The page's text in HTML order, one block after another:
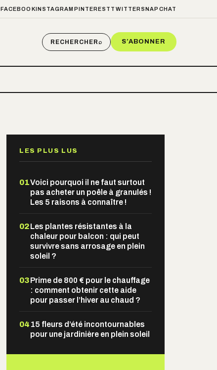
FACEBOOKINSTAGRAM PINTEREST TWITTER SNAPCHAT
RECHERCHER⌕ S’ABONNER
LES PLUS LUS
01Voici pourquoi il ne faut surtout
pas acheter un poêle à granulés !
Les 5 raisons à connaître !
02Les plantes résistantes à la
chaleur pour balcon : qui peut
survivre sans arrosage en plein
soleil ?
03Prime de 800 € pour le chauffage
: comment obtenir cette aide
pour passer l’hiver au chaud ?
04 15 fleurs d’été incontournables
pour une jardinière en plein soleil